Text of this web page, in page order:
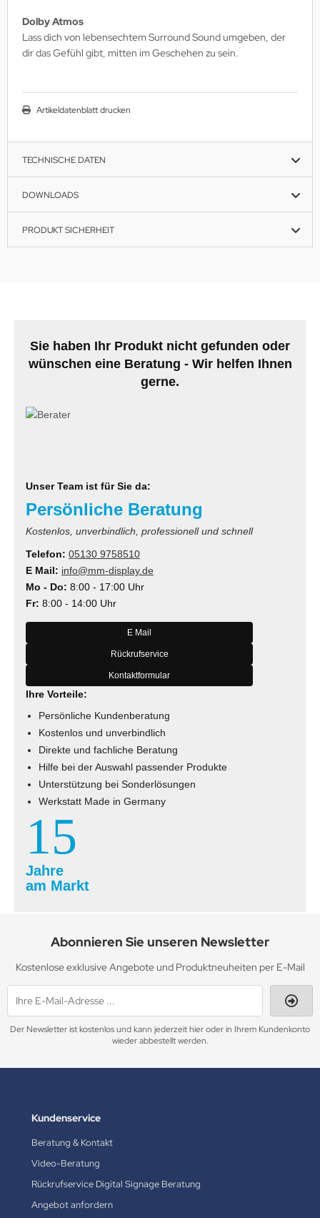
Dolby Atmos
Lass dich von lebensechtem Surround Sound umgeben, der
dir das Gefühl gibt, mitten im Geschehen zu sein.
Artikeldatenblatt drucken
TECHNISCHE DATEN
DOWNLOADS
PRODUKT SICHERHEIT
Sie haben Ihr Produkt nicht gefunden oder
wünschen eine Beratung - Wir helfen Ihnen
gerne.
Unser Team ist für Sie da:
Persönliche Beratung
Kostenlos, unverbindlich, professionell und schnell
Telefon: 05130 9758510
E Mail: info@mm-display.de
Mo - Do: 8:00 - 17:00 Uhr
Fr: 8:00 - 14:00 Uhr
E Mail
Rückrufservice
Kontaktformular
Ihre Vorteile:
Persönliche Kundenberatung
Kostenlos und unverbindlich
Direkte und fachliche Beratung
Hilfe bei der Auswahl passender Produkte
Unterstützung bei Sonderlösungen
Werkstatt Made in Germany
15
Jahre
am Markt
Abonnieren Sie unseren Newsletter
Kostenlose exklusive Angebote und Produktneuheiten per E-Mail
Der Newsletter ist kostenlos und kann jederzeit hier oder in Ihrem Kundenkonto
wieder abbestellt werden.
Kundenservice
Beratung & Kontakt
Video-Beratung
Rückrufservice Digital Signage Beratung
Angebot anfordern